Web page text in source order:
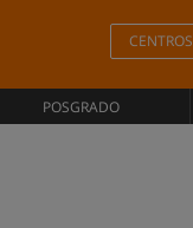
CENTROS
POSGRADO